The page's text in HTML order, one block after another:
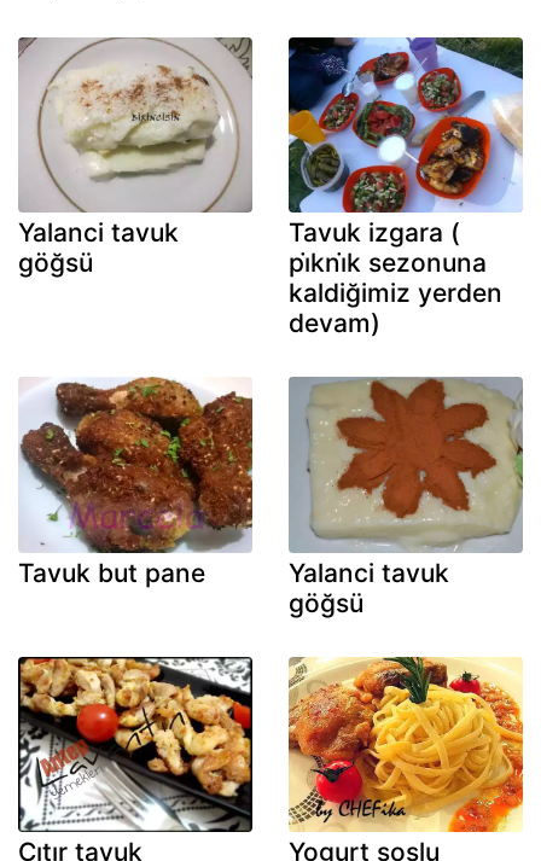
Yalanci tavuk
göğsü
Tavuk izgara (
pi̇kni̇k sezonuna
kaldiğimiz yerden
devam)
Tavuk but pane
Yalanci tavuk
göğsü
Çıtır tavuk
Yogurt soslu